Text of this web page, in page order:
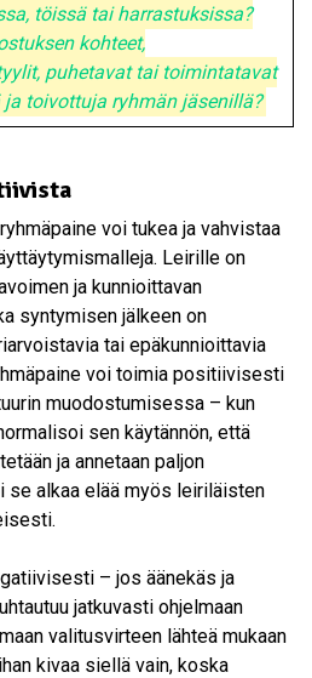
töissä tai harrastuksissa?
kohteet,
puhetavat tai toimintatavat
toivottuja ryhmän jäsenillä?
voi tukea ja vahvistaa
Leirille on
ja kunnioittavan
syntymisen jälkeen on
tai epäkunnioittavia
voi toimia positiivisesti
muodostumisessa – kun
sen käytännön, että
ja annetaan paljon
alkaa elää myös leiriläisten
– jos äänekäs ja
jatkuvasti ohjelmaan
valitusvirteen lähteä mukaan
kivaa siellä vain, koska